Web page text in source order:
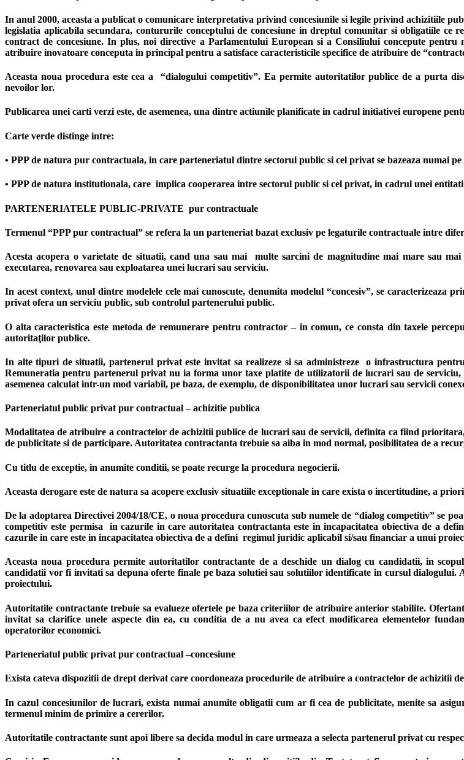
In anul 2000, aceasta a publicat o comunicare interpretativa privind concesiunile si legile privind achizitiile
legislatia aplicabila secundara, contururile conceptului de concesiune in dreptul comunitar si obligatiile
contract de concesiune. In plus, noi directive a Parlamentului European si a Consiliului concepute
atribuire inovatoare conceputa in principal pentru a satisface caracteristicile specifice de atribuire de
Aceasta noua procedura este cea a “dialogului competitiv”. Ea permite autoritatilor publice de a purta
nevoilor lor.
Publicarea unei carti verzi este, de asemenea, una dintre actiunile planificate in cadrul initiativei europene
Carte verde distinge intre:
• PPP de natura pur contractuala, in care parteneriatul dintre sectorul public si cel privat se bazeaza numai
• PPP de natura institutionala, care implica cooperarea intre sectorul public si cel privat, in cadrul unei
PARTENERIATELE PUBLIC-PRIVATE pur contractuale
Termenul “PPP pur contractual” se refera la un parteneriat bazat exclusiv pe legaturile contractuale intre
Acesta acopera o varietate de situatii, cand una sau mai multe sarcini de magnitudine mai mare sau
executarea, renovarea sau exploatarea unei lucrari sau serviciu.
In acest context, unul dintre modelele cele mai cunoscute, denumita modelul “concesiv”, se
privat ofera un serviciu public, sub controlul partenerului public.
O alta caracteristica este metoda de remunerare pentru contractor – in comun, ce consta din taxele
autoritaţilor publice.
In alte tipuri de situatii, partenerul privat este invitat sa realizeze si sa administreze o infrastructura
Remuneratia pentru partenerul privat nu ia forma unor taxe platite de utilizatorii de lucrari sau de
asemenea calculat intr-un mod variabil, pe baza, de exemplu, de disponibilitatea unor lucrari sau servicii
Parteneriatul public privat pur contractual – achizitie publica
Modalitatea de atribuire a contractelor de achizitii publice de lucrari sau de servicii, definita ca fiind
de publicitate si de participare. Autoritatea contractanta trebuie sa aiba in mod normal, posibilitatea de a
Cu titlu de exceptie, in anumite conditii, se poate recurge la procedura negocierii.
Aceasta derogare este de natura sa acopere exclusiv situatiile exceptionale in care exista o incertitudine, a
De la adoptarea Directivei 2004/18/CE, o noua procedura cunoscuta sub numele de “dialog competitiv” se
competitiv este permisa in cazurile in care autoritatea contractanta este in incapacitatea obiectiva de a
cazurile in care este in incapacitatea obiectiva de a defini regimul juridic aplicabil si/sau financiar a unui
Aceasta noua procedura permite autoritatilor contractante de a deschide un dialog cu candidatii, in
candidatii vor fi invitati sa depuna oferte finale pe baza solutiei sau solutiilor identificate in cursul dialogului.
proiectului.
Autoritatile contractante trebuie sa evalueze ofertele pe baza criteriilor de atribuire anterior stabilite.
invitat sa clarifice unele aspecte din ea, cu conditia de a nu avea ca efect modificarea elementelor
operatorilor economici.
Parteneriatul public privat pur contractual –concesiune
Exista cateva dispozitii de drept derivat care coordoneaza procedurile de atribuire a contractelor de achizitii
In cazul concesiunilor de lucrari, exista numai anumite obligatii cum ar fi cea de publicitate, menite sa
termenul minim de primire a cererilor.
Autoritatile contractante sunt apoi libere sa decida modul in care urmeaza a selecta partenerul privat cu